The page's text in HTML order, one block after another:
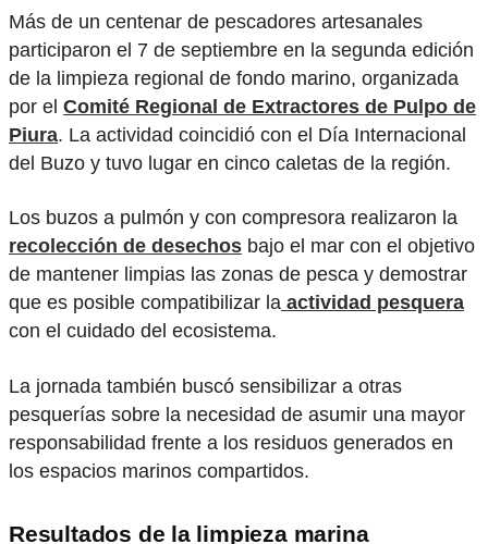
Más de un centenar de pescadores artesanales
participaron el 7 de septiembre en la segunda edición
de la limpieza regional de fondo marino, organizada
por el Comité Regional de Extractores de Pulpo de
Piura. La actividad coincidió con el Día Internacional
del Buzo y tuvo lugar en cinco caletas de la región.
Los buzos a pulmón y con compresora realizaron la
recolección de desechos bajo el mar con el objetivo
de mantener limpias las zonas de pesca y demostrar
que es posible compatibilizar la actividad pesquera
con el cuidado del ecosistema.
La jornada también buscó sensibilizar a otras
pesquerías sobre la necesidad de asumir una mayor
responsabilidad frente a los residuos generados en
los espacios marinos compartidos.
Resultados de la limpieza marina